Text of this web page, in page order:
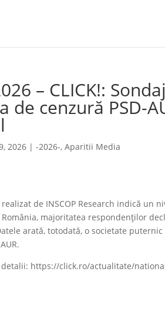
– CLICK!:
de cenzură PSD-
2026 |-2026-,Aparitii Media
realizat de INSCOP Research indică
majoritatea respondenților
arată, totodată, o societate
https://click.ro/actualitate/